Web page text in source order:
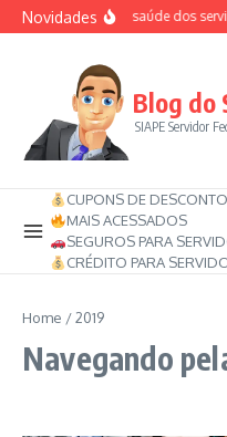
Ir para o conteúdo
NovidadesAuxílio-saúde dos
Blog do
SIAPE Servidor
CUPONS DE DESCONTO
MAIS ACESSADOS
SEGUROS PARA
CRÉDITO PARA
Home /2019
Navegando